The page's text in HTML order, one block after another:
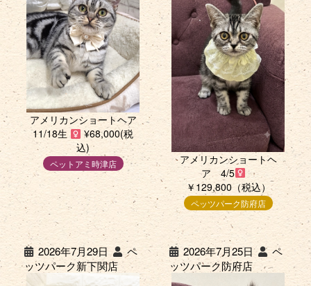
アメリカンショートヘア
11/18生
¥68,000(税
込)
ペットアミ時津店
アメリカンショートヘ
ア 4/5
￥129,800（税込）
ペッツパーク防府店
2026年7月29日
ペ
ッツパーク新下関店
2026年7月25日
ペ
ッツパーク防府店